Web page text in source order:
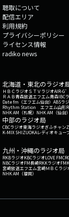
聴取について
配信エリア
利用規約
プライバシーポリシー
ライセンス情報
radiko news
北海道・東北のラジオ
ＨＢＣラジオＳＴＶラジオAIR-G'
ＲＡＢ青森放送エフエム青森IBC
Date fm（エフエム仙台） ABSラ
Rhythm Station エフエム山形
NHK AM（札幌） NHK AM（仙台
中部のラジオ局
CBCラジオ東海ラジオぎふチャン
K-MIX SHIZUOKAレディオキュー
九州・沖縄のラジオ局
RKBラジオKBCラジオLOVE FM
NBCラジオFM長崎RKKラジオ
宮崎放送エフエム宮崎ＭＢＣラジ
NHK AM（福岡）